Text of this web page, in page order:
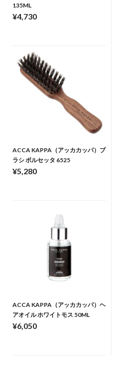
135ML
¥4,730
ACCA KAPPA（アッカカッパ）ブ
ラシ ボルセッタ 6525
¥5,280
ACCA KAPPA（アッカカッパ）ヘ
アオイル ホワイトモス 50ML
¥6,050